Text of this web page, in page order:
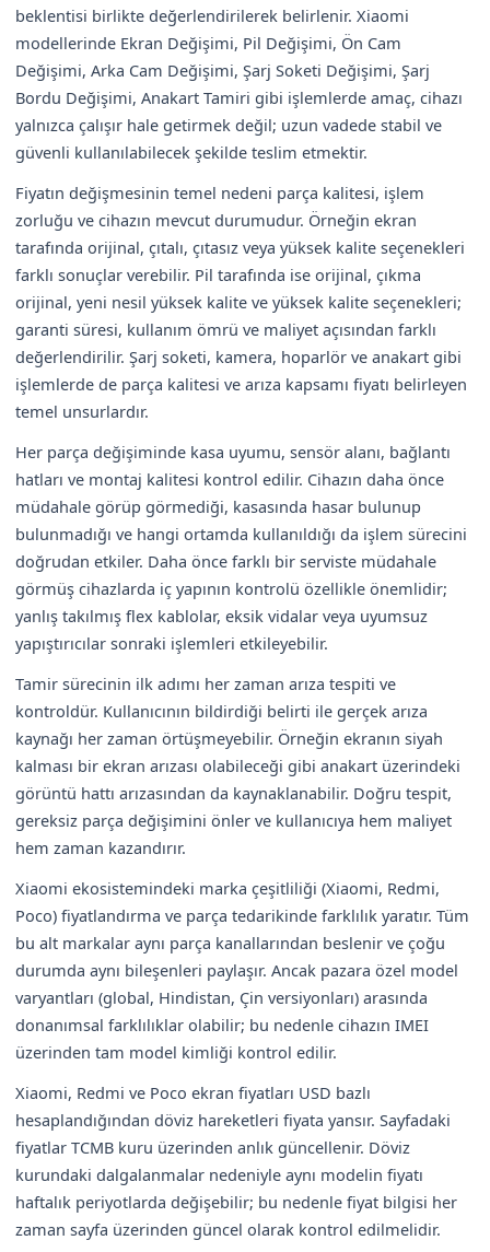
beklentisi birlikte değerlendirilerek belirlenir. Xiaomi
modellerinde Ekran Değişimi, Pil Değişimi, Ön Cam
Değişimi, Arka Cam Değişimi, Şarj Soketi Değişimi, Şarj
Bordu Değişimi, Anakart Tamiri gibi işlemlerde amaç, cihazı
yalnızca çalışır hale getirmek değil; uzun vadede stabil ve
güvenli kullanılabilecek şekilde teslim etmektir.
Fiyatın değişmesinin temel nedeni parça kalitesi, işlem
zorluğu ve cihazın mevcut durumudur. Örneğin ekran
tarafında orijinal, çıtalı, çıtasız veya yüksek kalite seçenekleri
farklı sonuçlar verebilir. Pil tarafında ise orijinal, çıkma
orijinal, yeni nesil yüksek kalite ve yüksek kalite seçenekleri;
garanti süresi, kullanım ömrü ve maliyet açısından farklı
değerlendirilir. Şarj soketi, kamera, hoparlör ve anakart gibi
işlemlerde de parça kalitesi ve arıza kapsamı fiyatı belirleyen
temel unsurlardır.
Her parça değişiminde kasa uyumu, sensör alanı, bağlantı
hatları ve montaj kalitesi kontrol edilir. Cihazın daha önce
müdahale görüp görmediği, kasasında hasar bulunup
bulunmadığı ve hangi ortamda kullanıldığı da işlem sürecini
doğrudan etkiler. Daha önce farklı bir serviste müdahale
görmüş cihazlarda iç yapının kontrolü özellikle önemlidir;
yanlış takılmış flex kablolar, eksik vidalar veya uyumsuz
yapıştırıcılar sonraki işlemleri etkileyebilir.
Tamir sürecinin ilk adımı her zaman arıza tespiti ve
kontroldür. Kullanıcının bildirdiği belirti ile gerçek arıza
kaynağı her zaman örtüşmeyebilir. Örneğin ekranın siyah
kalması bir ekran arızası olabileceği gibi anakart üzerindeki
görüntü hattı arızasından da kaynaklanabilir. Doğru tespit,
gereksiz parça değişimini önler ve kullanıcıya hem maliyet
hem zaman kazandırır.
Xiaomi ekosistemindeki marka çeşitliliği (Xiaomi, Redmi,
Poco) fiyatlandırma ve parça tedarikinde farklılık yaratır. Tüm
bu alt markalar aynı parça kanallarından beslenir ve çoğu
durumda aynı bileşenleri paylaşır. Ancak pazara özel model
varyantları (global, Hindistan, Çin versiyonları) arasında
donanımsal farklılıklar olabilir; bu nedenle cihazın IMEI
üzerinden tam model kimliği kontrol edilir.
Xiaomi, Redmi ve Poco ekran fiyatları USD bazlı
hesaplandığından döviz hareketleri fiyata yansır. Sayfadaki
fiyatlar TCMB kuru üzerinden anlık güncellenir. Döviz
kurundaki dalgalanmalar nedeniyle aynı modelin fiyatı
haftalık periyotlarda değişebilir; bu nedenle fiyat bilgisi her
zaman sayfa üzerinden güncel olarak kontrol edilmelidir.